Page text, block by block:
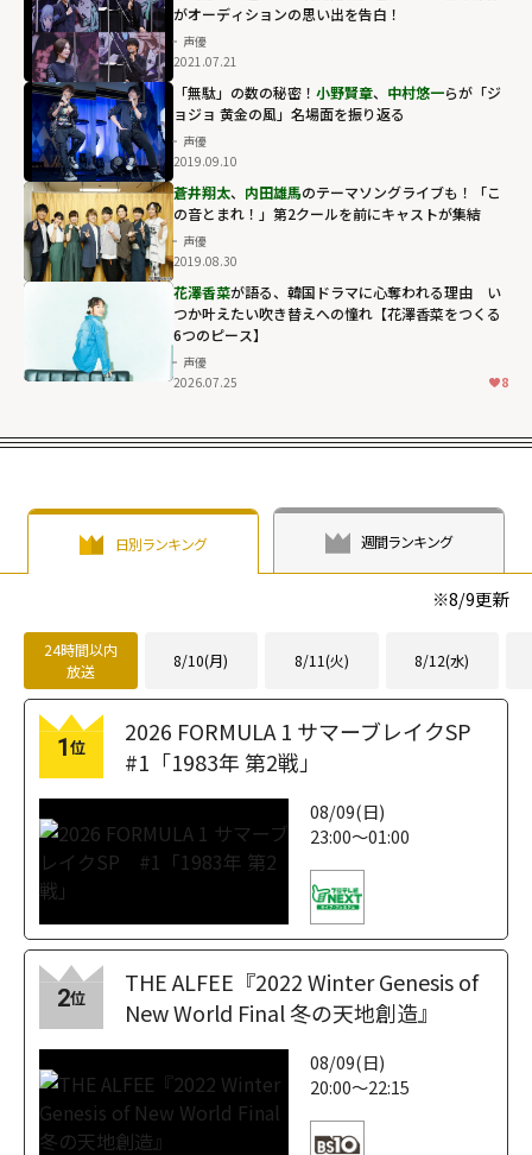
がオーディションの思い出を告白！
声優
2021.07.21
「無駄」の数の秘密！ 小野賢章、 中村悠一らが「ジ
ョジョ 黄金の風」名場面を振り返る
声優
2019.09.10
蒼井翔太、 内田雄馬のテーマソングライブも！「こ
の音とまれ！」第2クールを前にキャストが集結
声優
2019.08.30
花澤香菜が語る、韓国ドラマに心奪われる理由 い
つか叶えたい吹き替えへの憧れ【花澤香菜をつくる
6つのピース】
声優
2026.07.25
8
日別ランキング 週間ランキング
※8/9更新
24時間以内
放送
8/10(月) 8/11(火) 8/12(水)
1位
2026 FORMULA 1 サマーブレイクSP
#1「1983年 第2戦」
08/09(日)
23:00～01:00
2位
THE ALFEE『2022 Winter Genesis of
New World Final 冬の天地創造』
08/09(日)
20:00～22:15